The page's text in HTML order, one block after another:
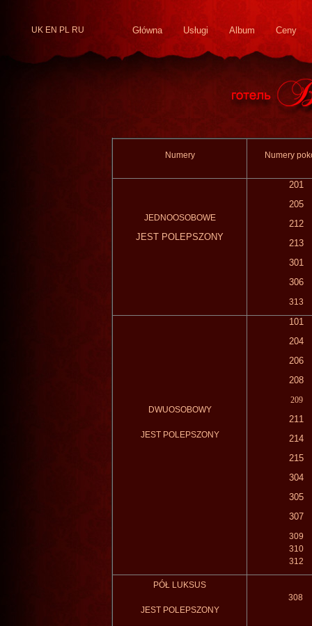
UK EN PL RU Główna Usługi Album Ceny
Numery Numery
JEDNOOSOBOWE
JEST POLEPSZONY
201
205
212
213
301
306
313
DWUOSOBOWY
JEST POLEPSZONY
101
204
206
208
209
211​
214
215
304
305
307
309
310
312
PÓŁ LUKSUS
JEST POLEPSZONY
308